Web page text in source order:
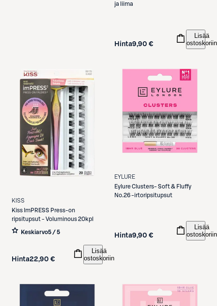
ja liima
Hinta9,90 €
Lisää
ostoskoriin
KISS
Kiss ImPRESS Press-on
ripsitupsut - Voluminous 20kpl
Keskiarvo5 / 5
Hinta22,90 €
Lisää
ostoskoriin
EYLURE
EylureClusters- Soft & Fluffy
No.26 -irtoripsitupsut
Hinta9,90 €
Lisää
ostoskoriin